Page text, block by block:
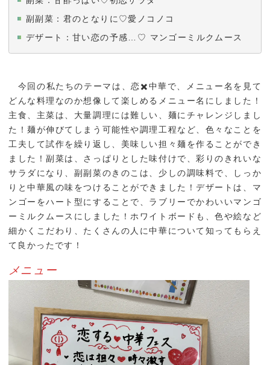
副副菜：君のとなりに♡愛ノコノコ
デザート：甘い恋の予感…♡ マンゴーミルクムース
今回の私たちのテーマは、恋✖️中華で、メニュー名を見て
どんな料理なのか想像して楽しめるメニュー名にしました！
主食、主菜は、大量調理には難しい、麺にチャレンジしまし
た！麺が伸びてしまう可能性や調理工程など、色々なことを
工夫して試作を繰り返し、美味しい担々麺を作ることができ
ました！副菜は、さっぱりとした味付けで、彩りのきれいな
サラダになり、副副菜のきのこは、少しの調味料で、しっか
りと中華風の味をつけることができました！デザートは、マ
ンゴーをハート型にすることで、ラブリーでかわいいマンゴ
ーミルクムースにしました！ホワイトボードも、色や絵など
細かくこだわり、たくさんの人に中華について知ってもらえ
て良かったです！
メニュー